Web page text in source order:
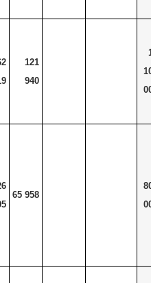
121
940
65 958